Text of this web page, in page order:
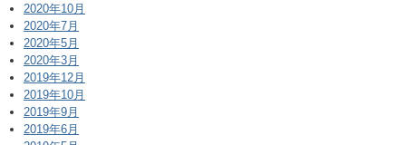
2020年10月
2020年7月
2020年5月
2020年3月
2019年12月
2019年10月
2019年9月
2019年6月